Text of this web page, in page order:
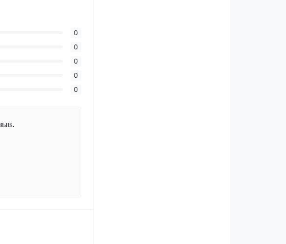
0
0
0
0
0